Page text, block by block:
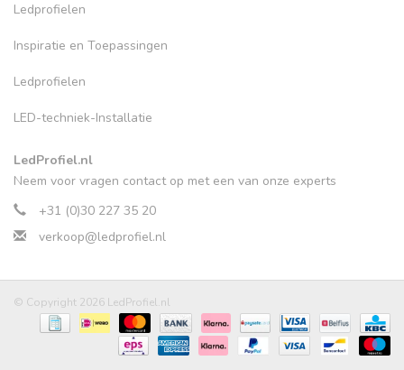
Ledprofielen
Inspiratie en Toepassingen
Ledprofielen
LED-techniek-Installatie
LedProfiel.nl
Neem voor vragen contact op met een van onze experts
+31 (0)30 227 35 20
verkoop@ledprofiel.nl
© Copyright 2026 LedProfiel.nl